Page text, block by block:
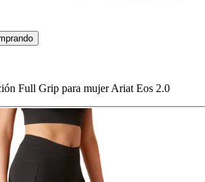
Full Grip para mujer Ariat Eos 2.0